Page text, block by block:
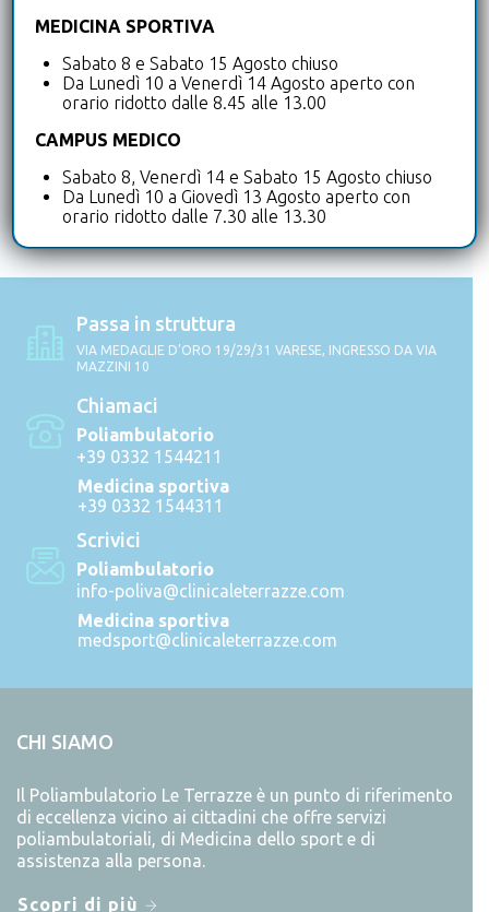
Dichiaro di aver letto e accetto l’
Passa in struttura
VIA MEDAGLIE D’ORO 19/29/31 VARESE, INGRESSO DA VIA
MAZZINI 10
Chiamaci
Poliambulatorio
+39 0332 1544211
Medicina sportiva
+39 0332 1544311
Scrivici
Poliambulatorio
info-poliva@clinicaleterrazze.com
Medicina sportiva
medsport@clinicaleterrazze.com
CHI SIAMO
Il Poliambulatorio Le Terrazze è un punto di riferimento
di eccellenza vicino ai cittadini che offre servizi
poliambulatoriali, di Medicina dello sport e di
assistenza alla persona.
Scopri di più
MEDICINA SPORTIVA
Sabato 8 e Sabato 15 Agosto chiuso
Da Lunedì 10 a Venerdì 14 Agosto aperto con
orario ridotto dalle 8.45 alle 13.00
CAMPUS MEDICO
Sabato 8, Venerdì 14 e Sabato 15 Agosto chiuso
Da Lunedì 10 a Giovedì 13 Agosto aperto con
orario ridotto dalle 7.30 alle 13.30